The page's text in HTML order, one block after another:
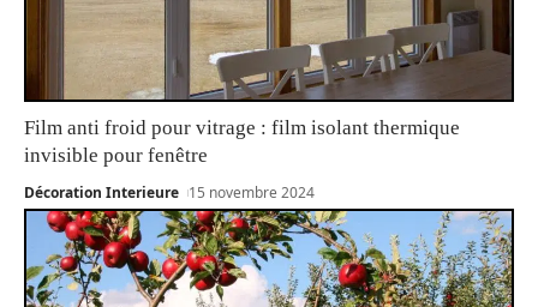
Film anti froid pour vitrage : film isolant thermique
invisible pour fenêtre
Décoration Interieure 15 novembre 2024